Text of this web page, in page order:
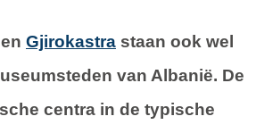
Gjirokastra staan ook wel
van Albanië. De
centra in de typische